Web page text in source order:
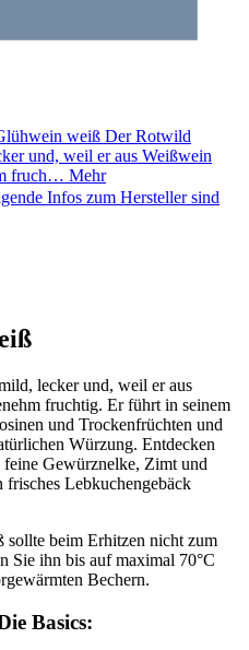
weiß Der Rotwild
und, weil er aus Weißwein
fruch… Mehr
Infos zum Hersteller sind
lecker und, weil er aus
fruchtig. Er führt in seinem
und Trockenfrüchten und
Würzung. Entdecken
Gewürznelke, Zimt und
Lebkuchengebäck
beim Erhitzen nicht zum
Sie ihn bis auf maximal 70°C
Bechern.
Basics: